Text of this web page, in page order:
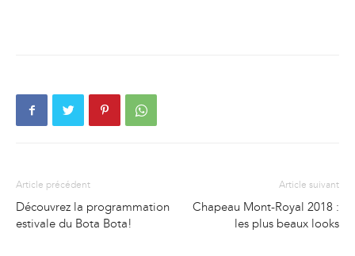
Article précédent
Découvrez la programmation
estivale du Bota Bota!
Article suivant
Chapeau Mont-Royal 2018 :
les plus beaux looks